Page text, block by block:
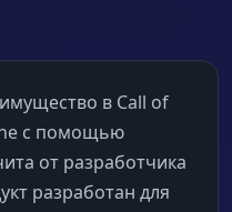
в Call of
с помощью
от разработчика
разработан для